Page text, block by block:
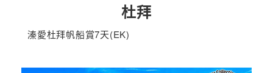
杜拜
溱愛杜拜帆船賞7天(EK)